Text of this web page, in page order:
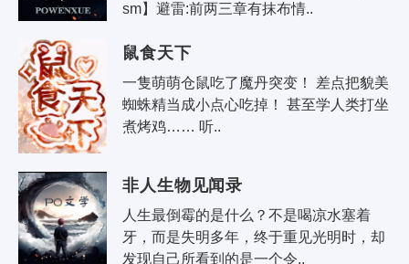
sm】避雷:前两三章有抹布情..
鼠食天下
一隻萌萌仓鼠吃了魔丹突变！ 差点把貌美
蜘蛛精当成小点心吃掉！ 甚至学人类打坐
煮烤鸡…… 听..
非人生物见闻录
人生最倒霉的是什么？不是喝凉水塞着
牙，而是失明多年，终于重见光明时，却
发现自己所看到的是一个令..